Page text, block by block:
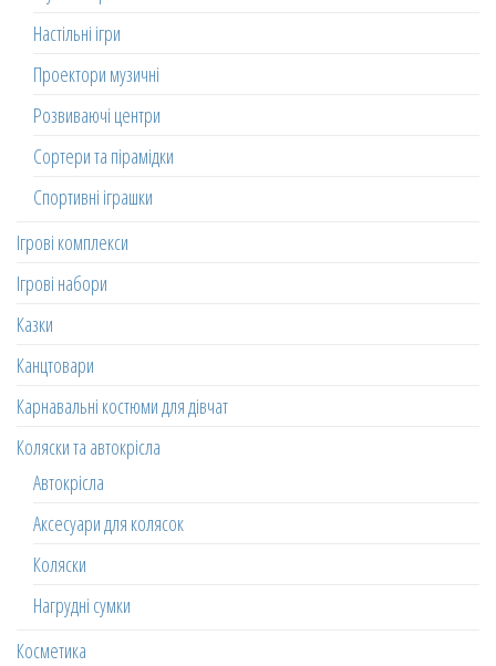
Настільні ігри
Проектори музичні
Розвиваючі центри
Сортери та пірамідки
Спортивні іграшки
Ігрові комплекси
Ігрові набори
Казки
Канцтовари
Карнавальні костюми для дівчат
Коляски та автокрісла
Автокрісла
Аксесуари для колясок
Коляски
Нагрудні сумки
Косметика